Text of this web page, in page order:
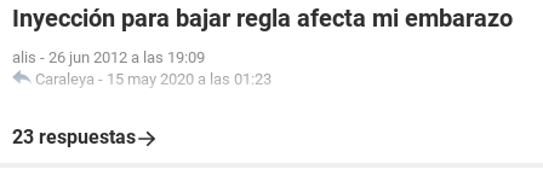
Inyección para bajar regla afecta mi embarazo
alis - 26 jun 2012 a las 19:09
Caraleya - 15 may 2020 a las 01:23
23 respuestas